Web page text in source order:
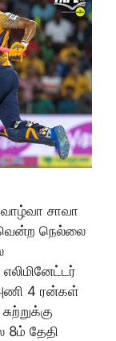
வாழ்வா சாவா
நெல்லை
4 ரன்கள்
8ம் தேதி